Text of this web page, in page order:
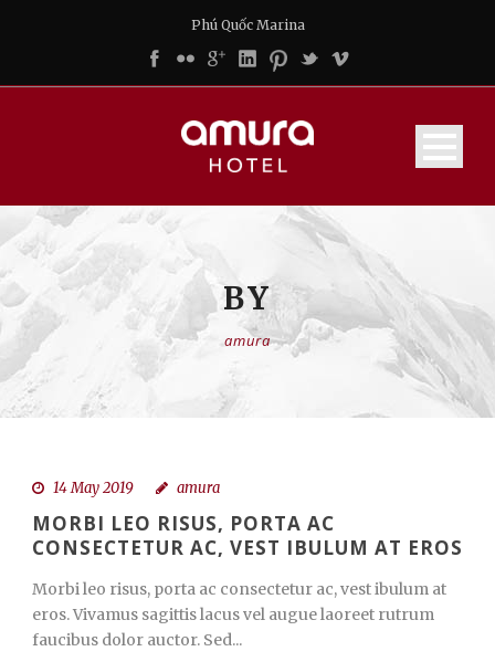
Phú Quốc Marina
BY
amura
14 May 2019 amura
MORBI LEO RISUS, PORTA AC
CONSECTETUR AC, VEST IBULUM AT EROS
Morbi leo risus, porta ac consectetur ac, vest ibulum at
eros. Vivamus sagittis lacus vel augue laoreet rutrum
faucibus dolor auctor. Sed...